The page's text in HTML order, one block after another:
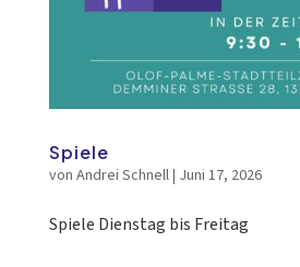
Spiele
von Andrei Schnell| Juni 17, 2026
Spiele Dienstag bis Freitag